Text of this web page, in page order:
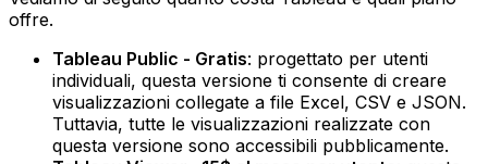
offre.
Tableau Public - Gratis: progettato per utenti
individuali, questa versione ti consente di creare
visualizzazioni collegate a file Excel, CSV e JSON.
Tuttavia, tutte le visualizzazioni realizzate con
questa versione sono accessibili pubblicamente.‍